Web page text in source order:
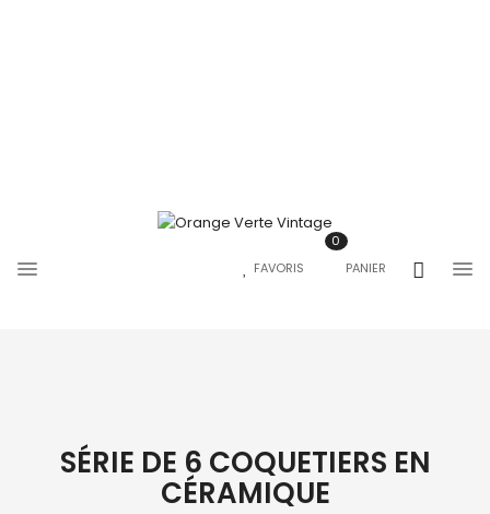
FAVORIS PANIER
0
SÉRIE DE 6 COQUETIERS EN
CÉRAMIQUE